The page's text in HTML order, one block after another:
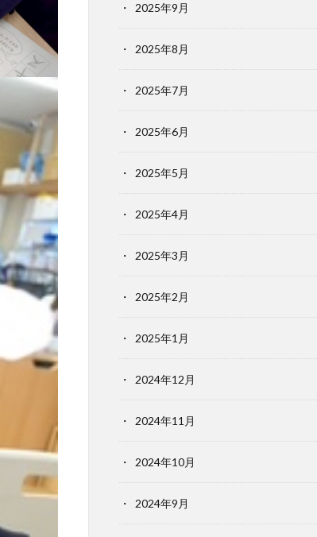
2025年9月
2025年8月
2025年7月
2025年6月
2025年5月
2025年4月
2025年3月
2025年2月
2025年1月
2024年12月
2024年11月
2024年10月
2024年9月